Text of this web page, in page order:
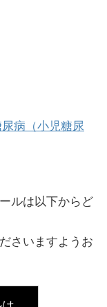
ルは以下からど
さいますようお